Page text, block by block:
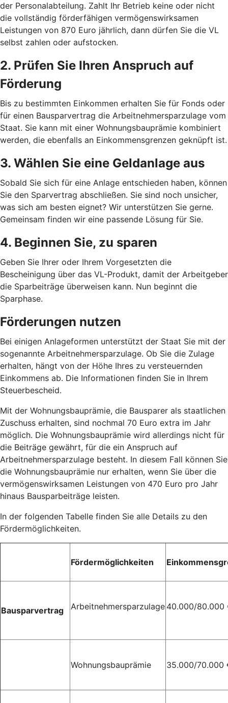
der Personalabteilung. Zahlt Ihr Betrieb keine oder nicht
die vollständig förderfähigen vermögenswirksamen
Leistungen von 870 Euro jährlich, dann dürfen Sie die VL
selbst zahlen oder aufstocken.
2. Prüfen Sie Ihren Anspruch auf
Förderung
Bis zu bestimmten Einkommen erhalten Sie für Fonds oder
für einen Bausparvertrag die Arbeitnehmersparzulage vom
Staat. Sie kann mit einer Wohnungsbauprämie kombiniert
werden, die ebenfalls an Einkommensgrenzen geknüpft ist.
3. Wählen Sie eine Geldanlage aus
Sobald Sie sich für eine Anlage entschieden haben, können
Sie den Sparvertrag abschließen. Sie sind noch unsicher,
was sich am besten eignet? Wir unterstützen Sie gerne.
Gemeinsam finden wir eine passende Lösung für Sie.
4. Beginnen Sie, zu sparen
Geben Sie Ihrer oder Ihrem Vorgesetzten die
Bescheinigung über das VL-Produkt, damit der Arbeitgeber
die Sparbeiträge überweisen kann. Nun beginnt die
Sparphase.
Förderungen nutzen
Bei einigen Anlageformen unterstützt der Staat Sie mit der
sogenannte Arbeitnehmersparzulage. Ob Sie die Zulage
erhalten, hängt von der Höhe Ihres zu versteuernden
Einkommens ab. Die Informationen finden Sie in Ihrem
Steuerbescheid.
Mit der Wohnungsbauprämie, die Bausparer als staatlichen
Zuschuss erhalten, sind nochmal 70 Euro extra im Jahr
möglich. Die Wohnungsbauprämie wird allerdings nicht für
die Beiträge gewährt, für die ein Anspruch auf
Arbeitnehmersparzulage besteht. In diesem Fall können Sie
die Wohnungsbauprämie nur erhalten, wenn Sie über die
vermögenswirksamen Leistungen von 470 Euro pro Jahr
hinaus Bausparbeiträge leisten.
In der folgenden Tabelle finden Sie alle Details zu den
Fördermöglichkeiten.
Fördermöglichkeiten
Bausparvertrag Arbeitnehmersparzulage 40.000/80.000
Wohnungsbauprämie 35.000/70.000